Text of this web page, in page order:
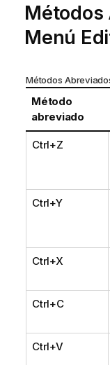
Métodos
Menú
Métodos
Método
abreviado
Ctrl+Z
Ctrl+Y
Ctrl+X
Ctrl+C
Ctrl+V